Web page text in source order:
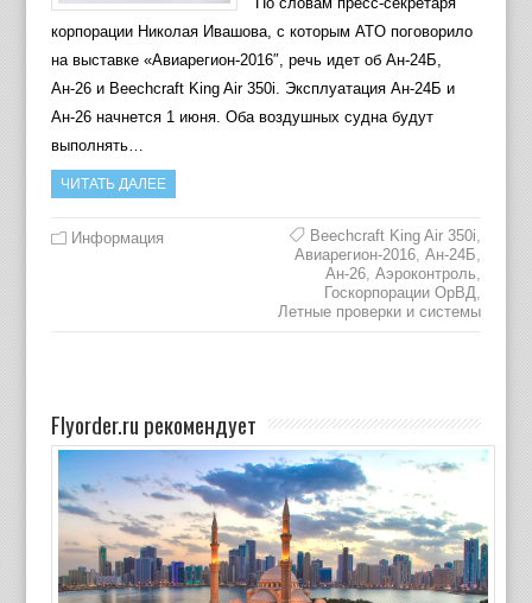
корпорации Николая Ивашова, с которым ATO поговорило
на выставке «Авиарегион-2016″, речь идет об Ан-24Б,
Ан-26 и Beechcraft King Air 350i. Эксплуатация Ан-24Б и
Ан-26 начнется 1 июня. Оба воздушных судна будут
выполнять…
ЧИТАТЬ ДАЛЕЕ
Информация Beechcraft King Air 350i,
Авиарегион-2016,Ан-24Б,
Ан-26,Аэроконтроль,
Госкорпорации ОрВД,
Летные проверки и системы
Flyorder.ru рекомендует